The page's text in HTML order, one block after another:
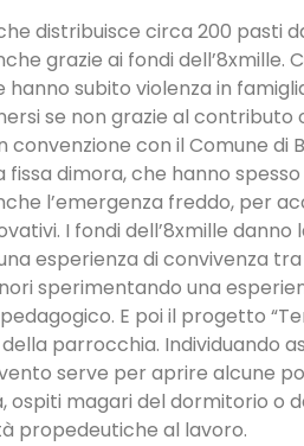
distribuisce circa 200 pasti
grazie ai fondi
subito violenza in
se non grazie al
convenzione con il Comune
dimora, che hanno
l’emergenza freddo, per
I fondi dell’8xmille
esperienza di convivenza
sperimentando una
E poi il progetto
parrocchia. Individuando
serve per aprire alcune
magari del dormitorio o
propedeutiche al lavoro.